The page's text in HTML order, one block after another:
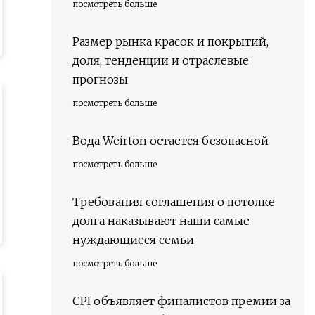
посмотреть больше
Размер рынка красок и покрытий,
доля, тенденции и отраслевые
прогнозы
посмотреть больше
Вода Weirton остается безопасной
посмотреть больше
Требования соглашения о потолке
долга наказывают наши самые
нуждающиеся семьи
посмотреть больше
CPI объявляет финалистов премии за